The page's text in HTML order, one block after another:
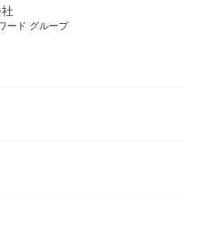
ード グループ